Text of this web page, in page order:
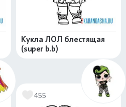
Кукла ЛОЛ блестящая
(super b.b)
455